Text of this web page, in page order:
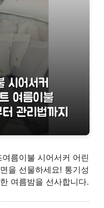
름이불 시어서커 어린
을 선물하세요! 통기성
여름밤을 선사합니다.